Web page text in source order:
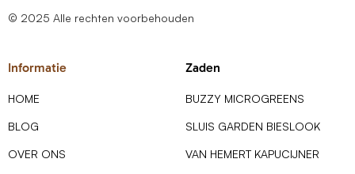
© 2025 Alle rechten voorbehouden
Informatie
HOME
BLOG
OVER ONS
Zaden
BUZZY MICROGREENS
SLUIS GARDEN BIESLOOK
VAN HEMERT KAPUCIJNER